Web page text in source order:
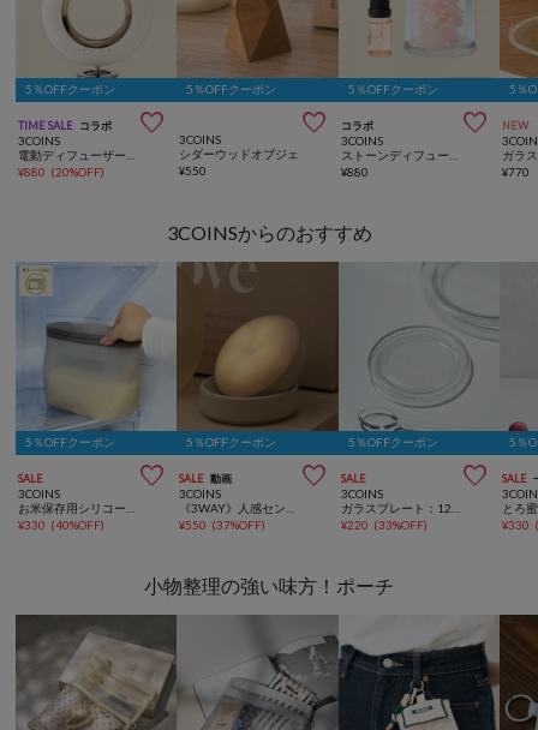
5％OFFクーポン
TIME SALE コラボ 
3COINS
¥880 (20%OFF)
5％OFFクーポン

3COINS
シダーウッドオブジェ
¥550
5％OFFクーポン
コラボ 
3COINS
¥880
5％
NEW
¥770
3COINSからのおすすめ
5％OFFクーポン
SALE 
3COINS
¥330 (40%OFF)
5％OFFクーポン
SALE 動画 
3COINS
¥550 (37%OFF)
5％OFFクーポン
SALE 
3COINS
¥220 (33%OFF)
5％
SALE
¥330
小物整理の強い味方！ポーチ